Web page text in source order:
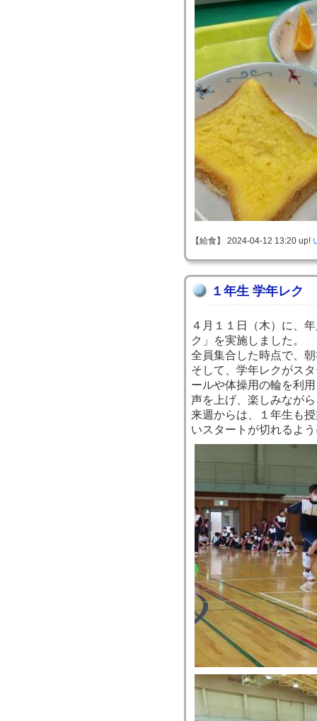
【給食】 2024-04-12 13:20 up!
１年生 学年レク
４月１１日（木）に、
ク」を実施しました。
全員集合した時点で、
そして、学年レクがス
ールや体操用の輪を利
声を上げ、楽しみなが
来週からは、１年生も
いスタートが切れるよ